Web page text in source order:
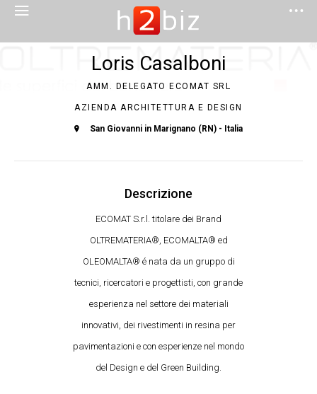
Loris Casalboni
AMM. DELEGATO ECOMAT SRL
AZIENDA ARCHITETTURA E DESIGN
San Giovanni in Marignano (RN) - Italia
Descrizione
ECOMAT S.r.l. titolare dei Brand
OLTREMATERIA®, ECOMALTA® ed
OLEOMALTA® é nata da un gruppo di
tecnici, ricercatori e progettisti, con grande
esperienza nel settore dei materiali
innovativi, dei rivestimenti in resina per
pavimentazioni e con esperienze nel mondo
del Design e del Green Building.